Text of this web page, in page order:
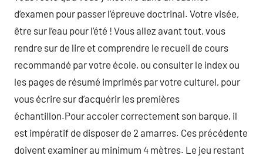
d’examen pour passer l’épreuve doctrinal. Votre visée,
être sur l’eau pour l’été ! Vous allez avant tout, vous
rendre sur de lire et comprendre le recueil de cours
recommandé par votre école, ou consulter le index ou
les pages de résumé imprimés par votre culturel, pour
vous écrire sur d’acquérir les premières
échantillon.Pour accoler correctement son barque, il
est impératif de disposer de 2 amarres. Ces précédente
doivent examiner au minimum 4 mètres. Le jeu restant